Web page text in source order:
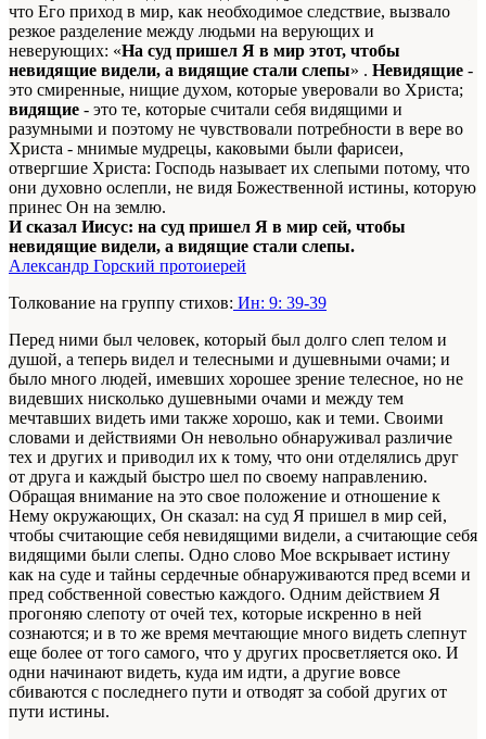
что Его приход в мир, как необходимое следствие, вызвало
резкое разделение между людьми на верующих и
неверующих: «На суд пришел Я в мир этот, чтобы
невидящие видели, а видящие стали слепы» . Невидящие -
это смиренные, нищие духом, которые уверовали во Христа;
видящие - это те, которые считали себя видящими и
разумными и поэтому не чувствовали потребности в вере во
Христа - мнимые мудрецы, каковыми были фарисеи,
отвергшие Христа: Господь называет их слепыми потому, что
они духовно ослепли, не видя Божественной истины, которую
принес Он на землю.
И сказал Иисус: на суд пришел Я в мир сей, чтобы
невидящие видели, а видящие стали слепы.
Александр Горский протоиерей
Толкование на группу стихов: Ин: 9: 39-39
Перед ними был человек, который был долго слеп телом и
душой, а теперь видел и телесными и душевными очами; и
было много людей, имевших хорошее зрение телесное, но не
видевших нисколько душевными очами и между тем
мечтавших видеть ими также хорошо, как и теми. Своими
словами и действиями Он невольно обнаруживал различие
тех и других и приводил их к тому, что они отделялись друг
от друга и каждый быстро шел по своему направлению.
Обращая внимание на это свое положение и отношение к
Нему окружающих, Он сказал: на суд Я пришел в мир сей,
чтобы считающие себя невидящими видели, а считающие себя
видящими были слепы. Одно слово Мое вскрывает истину
как на суде и тайны сердечные обнаруживаются пред всеми и
пред собственной совестью каждого. Одним действием Я
прогоняю слепоту от очей тех, которые искренно в ней
сознаются; и в то же время мечтающие много видеть слепнут
еще более от того самого, что у других просветляется око. И
одни начинают видеть, куда им идти, а другие вовсе
сбиваются с последнего пути и отводят за собой других от
пути истины.